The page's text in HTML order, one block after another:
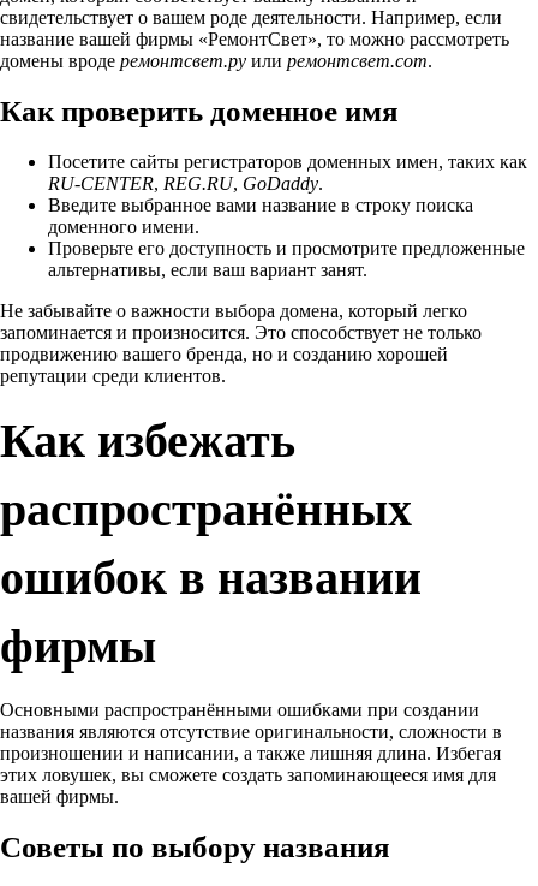
свидетельствует о вашем роде деятельности. Например, если
название вашей фирмы «РемонтСвет», то можно рассмотреть
домены вроде ремонтсвет.ру или ремонтсвет.com.
Как проверить доменное имя
Посетите сайты регистраторов доменных имен, таких как
RU-CENTER, REG.RU, GoDaddy.
Введите выбранное вами название в строку поиска
доменного имени.
Проверьте его доступность и просмотрите предложенные
альтернативы, если ваш вариант занят.
Не забывайте о важности выбора домена, который легко
запоминается и произносится. Это способствует не только
продвижению вашего бренда, но и созданию хорошей
репутации среди клиентов.
Как избежать
распространённых
ошибок в названии
фирмы
Основными распространёнными ошибками при создании
названия являются отсутствие оригинальности, сложности в
произношении и написании, а также лишняя длина. Избегая
этих ловушек, вы сможете создать запоминающееся имя для
вашей фирмы.
Советы по выбору названия